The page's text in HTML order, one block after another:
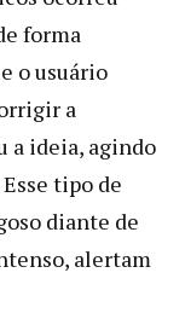
forma
o usuário
a
a ideia, agindo
tipo de
diante de
alertam